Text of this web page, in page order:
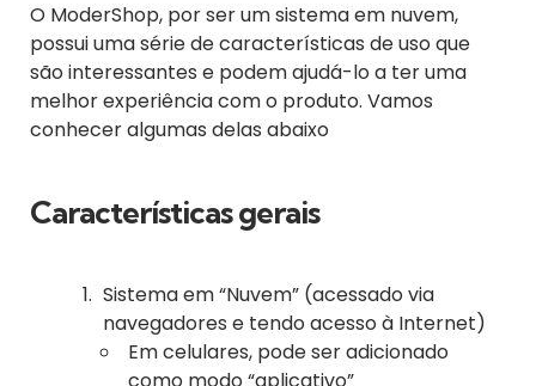
O ModerShop, por ser um sistema em nuvem,
possui uma série de características de uso que
são interessantes e podem ajudá-lo a ter uma
melhor experiência com o produto. Vamos
conhecer algumas delas abaixo
Características gerais
Sistema em “Nuvem” (acessado via
navegadores e tendo acesso à Internet)
Em celulares, pode ser adicionado